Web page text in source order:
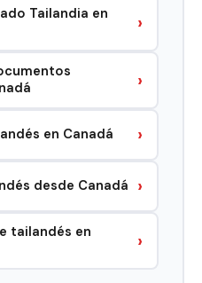
Tailandia en
›
›
en Canadá ›
desde Canadá ›
tailandés en
›